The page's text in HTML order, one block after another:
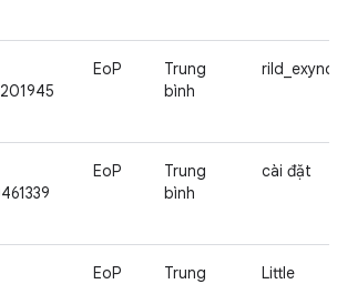
EoP
Trung
bình
rild_exynos
EoP
Trung
bình
cài đặt
EoP
Trung
Little